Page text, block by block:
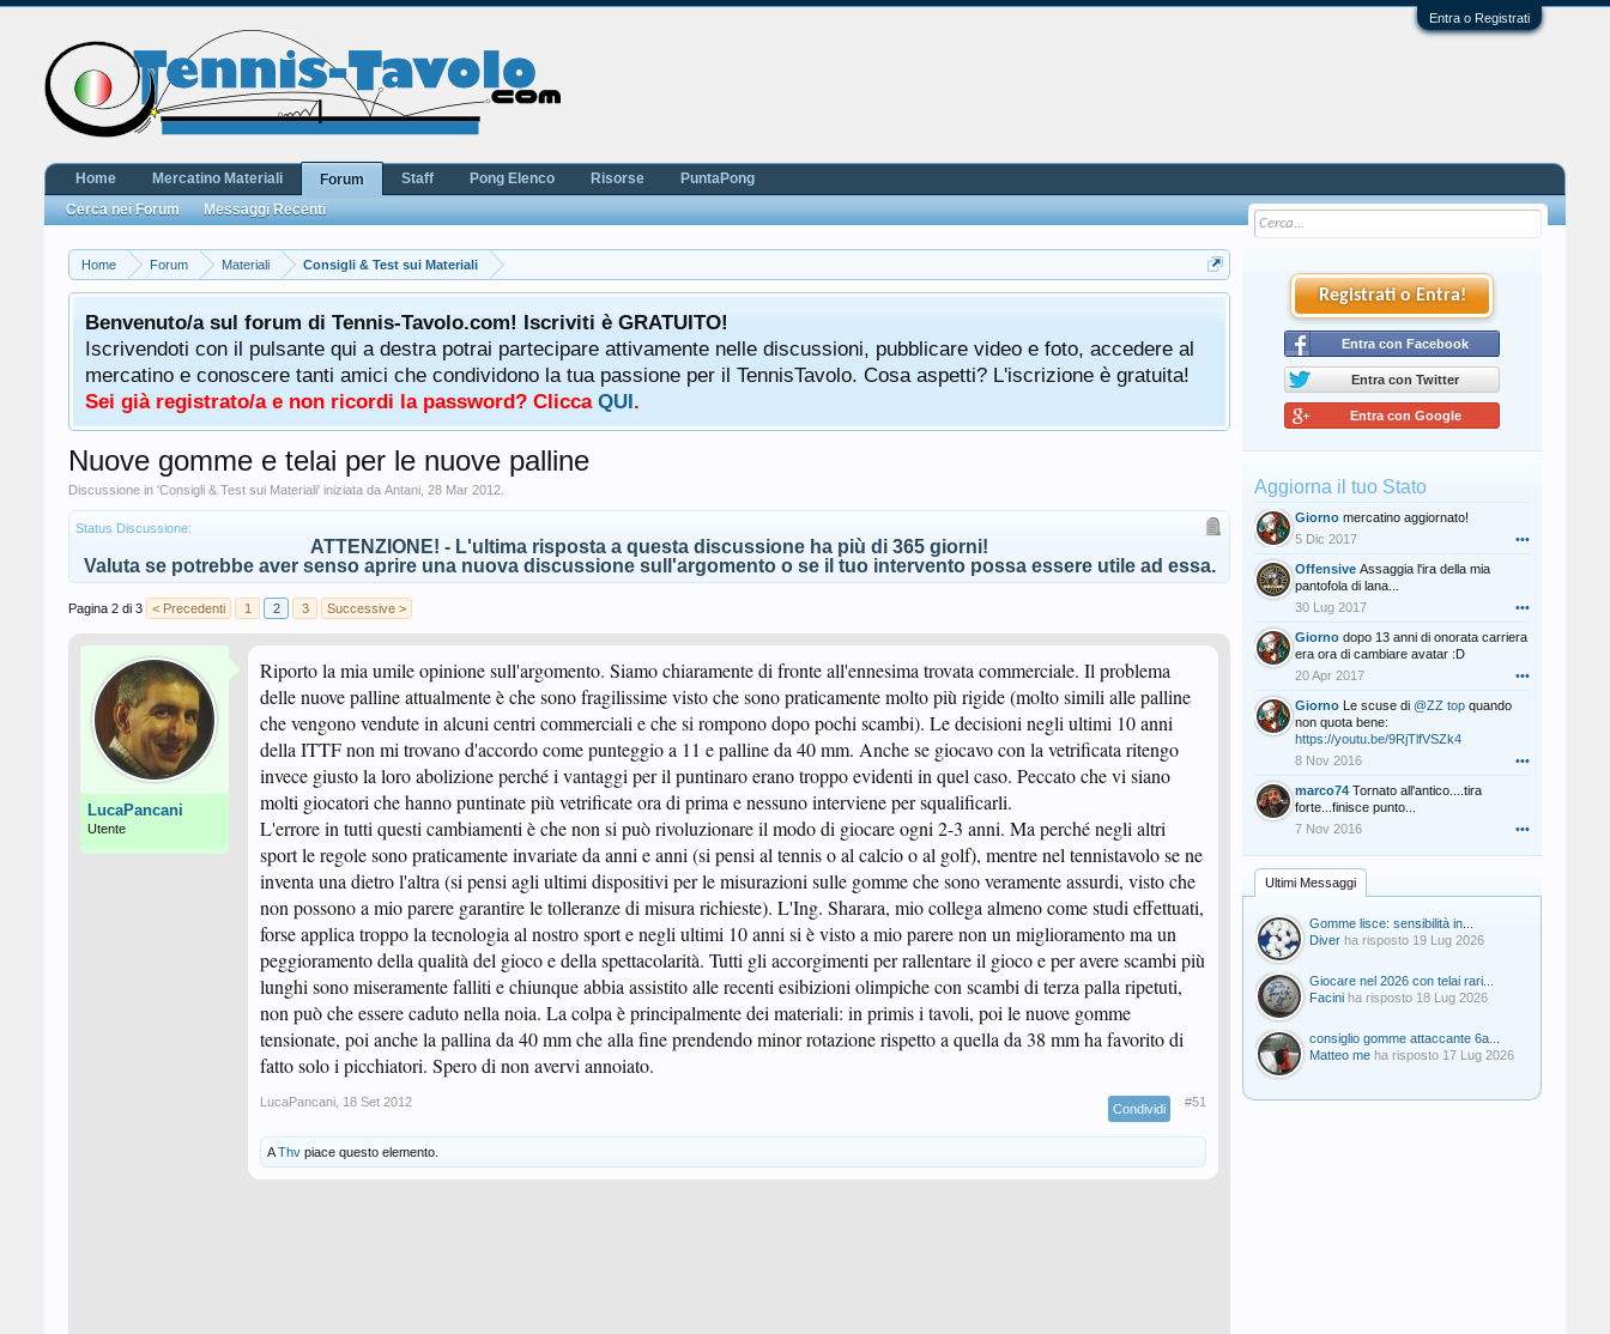
Entra o Registrati
Home Forum Materiali Consigli & Test sui Materiali
Benvenuto/a sul forum di Tennis-Tavolo.com! Iscriviti è GRATUITO!
Iscrivendoti con il pulsante qui a destra potrai partecipare attivamente nelle discussioni, pubblicare video e foto, accedere al
mercatino e conoscere tanti amici che condividono la tua passione per il TennisTavolo. Cosa aspetti? L'iscrizione è gratuita!
Sei già registrato/a e non ricordi la password? Clicca QUI.
Nuove gomme e telai per le nuove palline
Discussione in 'Consigli & Test sui Materiali' iniziata da Antani 28 Mar 2012
Status Discussione:
ATTENZIONE! - L'ultima risposta a questa discussione ha più di 365 giorni!
Valuta se potrebbe aver senso aprire una nuova discussione sull'argomento o se il tuo intervento possa essere utile ad essa.
Pagina 2 di 3 < Precedenti 1 2 3 Successive >
LucaPancani
Utente
Riporto la mia umile opinione sull'argomento. Siamo chiaramente di fronte all'ennesima trovata commerciale. Il problema
delle nuove palline attualmente è che sono fragilissime visto che sono praticamente molto più rigide (molto simili alle palline
che vengono vendute in alcuni centri commerciali e che si rompono dopo pochi scambi). Le decisioni negli ultimi 10 anni
della ITTF non mi trovano d'accordo come punteggio a 11 e palline da 40 mm. Anche se giocavo con la vetrificata ritengo
invece giusto la loro abolizione perché i vantaggi per il puntinaro erano troppo evidenti in quel caso. Peccato che vi siano
molti giocatori che hanno puntinate più vetrificate ora di prima e nessuno interviene per squalificarli.
L'errore in tutti questi cambiamenti è che non si può rivoluzionare il modo di giocare ogni 2-3 anni. Ma perché negli altri
sport le regole sono praticamente invariate da anni e anni (si pensi al tennis o al calcio o al golf), mentre nel tennistavolo se ne
inventa una dietro l'altra (si pensi agli ultimi dispositivi per le misurazioni sulle gomme che sono veramente assurdi, visto che
non possono a mio parere garantire le tolleranze di misura richieste). L'Ing. Sharara, mio collega almeno come studi effettuati,
forse applica troppo la tecnologia al nostro sport e negli ultimi 10 anni si è visto a mio parere non un miglioramento ma un
peggioramento della qualità del gioco e della spettacolarità. Tutti gli accorgimenti per rallentare il gioco e per avere scambi più
lunghi sono miseramente falliti e chiunque abbia assistito alle recenti esibizioni olimpiche con scambi di terza palla ripetuti,
non può che essere caduto nella noia. La colpa è principalmente dei materiali: in primis i tavoli, poi le nuove gomme
tensionate, poi anche la pallina da 40 mm che alla fine prendendo minor rotazione rispetto a quella da 38 mm ha favorito di
fatto solo i picchiatori. Spero di non avervi annoiato.
LucaPancani 18 Set 2012 Condividi #51
AThv piace questo elemento.
Registrati o Entra!
Entra con Facebook
Entra con Twitter
Entra con Google
Aggiorna il tuo Stato
Giorno mercatino aggiornato!
5 Dic 2017
•••
Offensive Assaggia l'ira della mia
pantofola di lana...
30 Lug 2017
•••
Giorno dopo 13 anni di onorata carriera
era ora di cambiare avatar :D
20 Apr 2017
•••
Giorno Le scuse di @ZZ top quando
non quota bene:
https://youtu.be/9RjTlfVSZk4
8 Nov 2016
•••
marco74 Tornato all'antico....tira
forte...finisce punto...
7 Nov 2016
•••
Ultimi Messaggi
Gomme lisce: sensibilità in...
Diver ha risposto 19 Lug 2026
Giocare nel 2026 con telai rari...
Facini ha risposto 18 Lug 2026
consiglio gomme attaccante 6a...
Matteo me ha risposto 17 Lug 2026
Home Mercatino Materiali
Forum
Cerca nei Forum
Messaggi Recenti
Staff Pong Elenco Risorse PuntaPong